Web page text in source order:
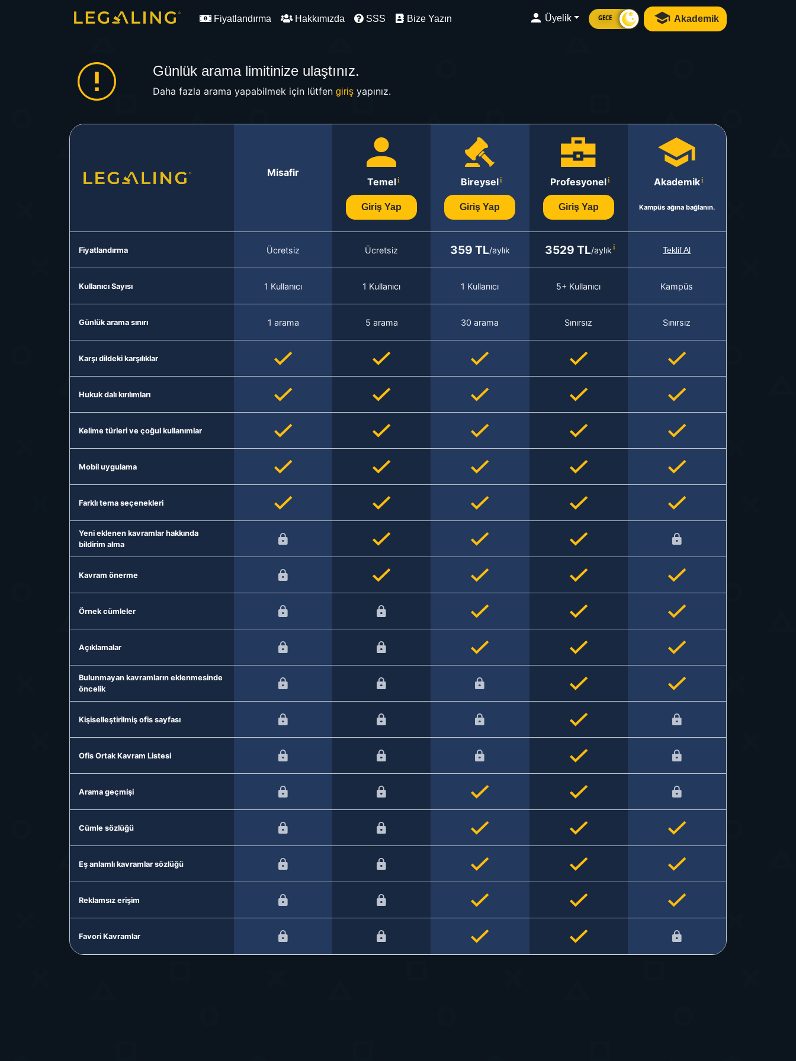
Fiyatlandırma Hakkımızda SSS Bize Yazın Üyelik GECE Akademik
Günlük arama limitinize ulaştınız.
Daha fazla arama yapabilmek için lütfen girişyapınız.
Misafir
Temel
Giriş Yap
Bireysel
Giriş Yap
Profesyonel
Giriş Yap
Akademik
Kampüs ağına bağlanın.
Fiyatlandırma Ücretsiz Ücretsiz 359 TL/aylık 3529 TL/aylık Teklif Al
Kullanıcı Sayısı 1 Kullanıcı 1 Kullanıcı 1 Kullanıcı 5+ Kullanıcı Kampüs
Günlük arama sınırı 1 arama 5 arama 30 arama Sınırsız Sınırsız
Karşı dildeki karşılıklar
Hukuk dalı kırılımları
Kelime türleri ve çoğul kullanımlar
Mobil uygulama
Farklı tema seçenekleri
Yeni eklenen kavramlar hakkında
bildirim alma
Kavram önerme
Örnek cümleler
Açıklamalar
Bulunmayan kavramların eklenmesinde
öncelik
Kişiselleştirilmiş ofis sayfası
Ofis Ortak Kavram Listesi
Arama geçmişi
Cümle sözlüğü
Eş anlamlı kavramlar sözlüğü
Reklamsız erişim
Favori Kavramlar